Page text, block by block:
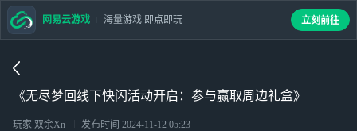
《无尽梦回线下快闪活动开启：参与赢取周边礼盒》
玩家 双余Xn 发布时间 2024-11-12 05:23
网易云游戏 海量游戏 即点即玩 立刻前往